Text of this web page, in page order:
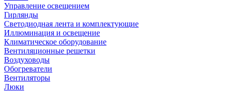
Управление освещением
Гирлянды
Светодиодная лента и комплектующие
Иллюминация и освещение
Климатическое оборудование
Вентиляционные решетки
Воздуховоды
Обогреватели
Вентиляторы
Люки